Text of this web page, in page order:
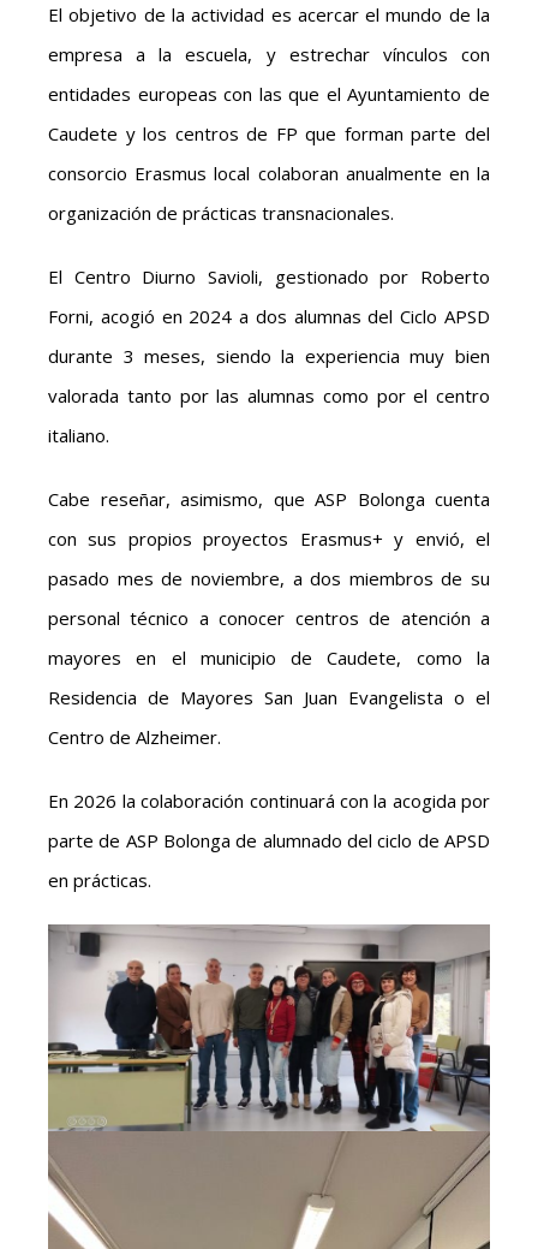
El objetivo de la actividad es acercar el mundo de la
empresa a la escuela, y estrechar vínculos con
entidades europeas con las que el Ayuntamiento de
Caudete y los centros de FP que forman parte del
consorcio Erasmus local colaboran anualmente en la
organización de prácticas transnacionales.
El Centro Diurno Savioli, gestionado por Roberto
Forni, acogió en 2024 a dos alumnas del Ciclo APSD
durante 3 meses, siendo la experiencia muy bien
valorada tanto por las alumnas como por el centro
italiano.
Cabe reseñar, asimismo, que ASP Bolonga cuenta
con sus propios proyectos Erasmus+ y envió, el
pasado mes de noviembre, a dos miembros de su
personal técnico a conocer centros de atención a
mayores en el municipio de Caudete, como la
Residencia de Mayores San Juan Evangelista o el
Centro de Alzheimer.
En 2026 la colaboración continuará con la acogida por
parte de ASP Bolonga de alumnado del ciclo de APSD
en prácticas.